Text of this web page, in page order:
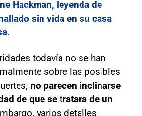
Hackman, leyenda de
sin vida en su casa
.
todavía no se han
sobre las posibles
no parecen inclinarse
de que se tratara de un
varios detalles